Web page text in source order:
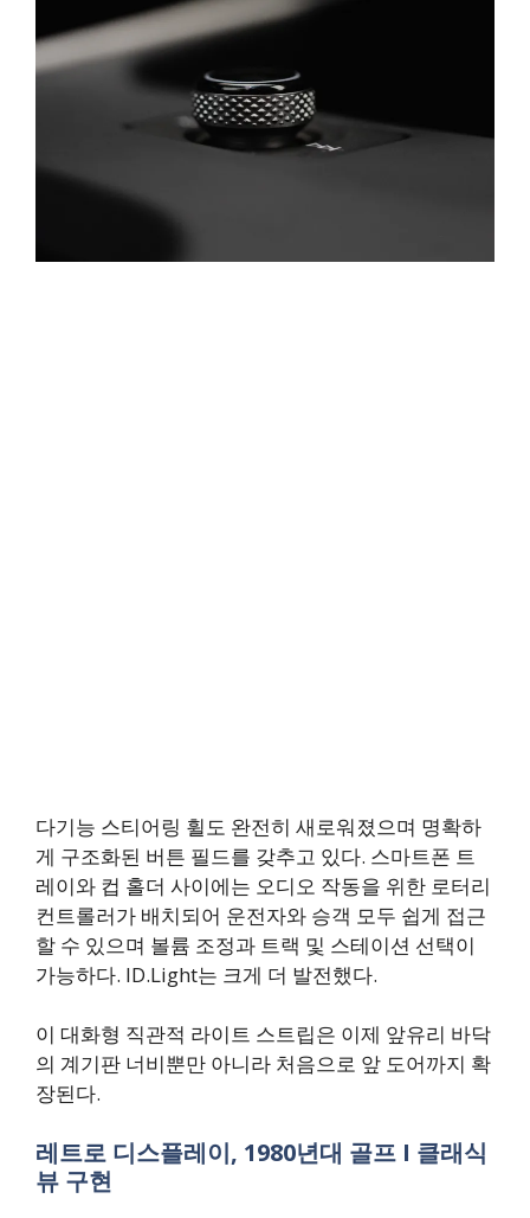
다기능 스티어링 휠도 완전히 새로워졌으며 명확하
게 구조화된 버튼 필드를 갖추고 있다. 스마트폰 트
레이와 컵 홀더 사이에는 오디오 작동을 위한 로터리
컨트롤러가 배치되어 운전자와 승객 모두 쉽게 접근
할 수 있으며 볼륨 조정과 트랙 및 스테이션 선택이
가능하다. ID.Light는 크게 더 발전했다.
이 대화형 직관적 라이트 스트립은 이제 앞유리 바닥
의 계기판 너비뿐만 아니라 처음으로 앞 도어까지 확
장된다.
레트로 디스플레이, 1980년대 골프 I 클래식
뷰 구현